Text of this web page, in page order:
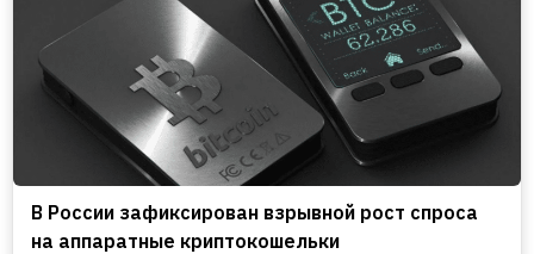
В России зафиксирован взрывной рост спроса
на аппаратные криптокошельки